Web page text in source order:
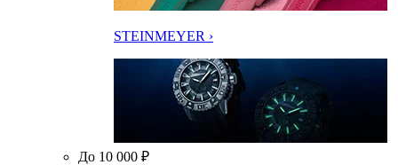
STEINMEYER ›
До 10 000 ₽